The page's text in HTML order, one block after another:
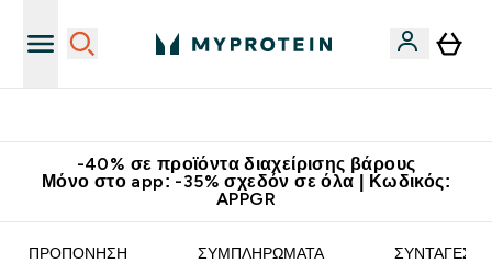
-40% σε προϊόντα διαχείρισης βάρους
Μόνο στο app: -35% σχεδόν σε όλα | Κωδικός:
APPGR
ΠΡΟΠΌΝΗΣΗ ΣΥΜΠΛΗΡΏΜΑΤΑ ΣΥΝΤΑΓΈΣ